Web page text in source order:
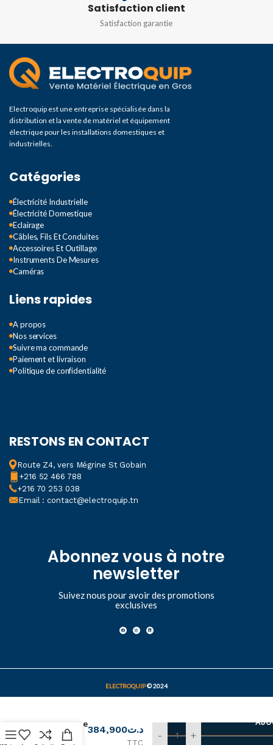
50 000 h
Satisfaction client
Satisfaction garantie
Electroquip est une entreprise spécialisée dans la
distribution et la vente de matériel et équipement
électrique pour les installations domestiques et
industrielles.
Catégories
Électricité Industrielle
Électricité Domestique
Eclairage
Câbles, Fils Et Conduites
Accessoires Et Outillage
Instruments De Mesures
Caméras
Liens rapides
A propos
Nos services
Suivre ma commande
Paiement et livraison
Politique de confidentialité
RESTONS EN CONTACT
Route Z4, vers Mégrine St Gobain
+216 52 466 788
+216 70 253 038
Email : contact@electroquip.tn
Abonnez vous à notre
newsletter
Suivez nous pour avoir des promotions
exclusives
ELECTROQUIP© 2024
Armature
industrielle
200W
د.ت384,900
TTC
- +